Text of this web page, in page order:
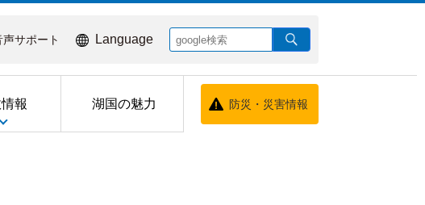
サポート Language
報 湖国の魅力 防災・災害情報